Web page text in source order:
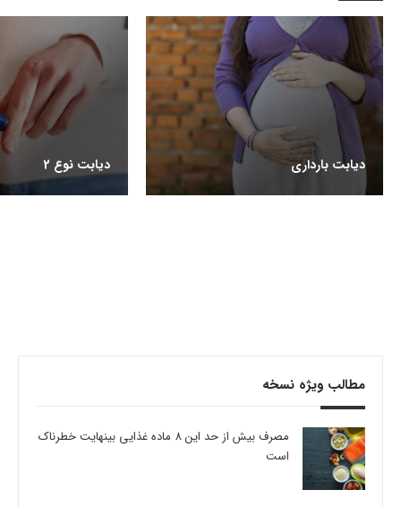
دیابت بارداری دیابت نوع 2
مطالب ویژه نسخه
مصرف بیش از حد این 8 ماده غذایی بینهایت خطرناک
است